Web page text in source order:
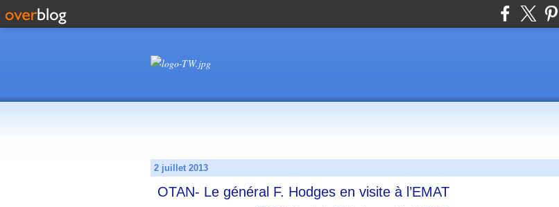
2 juillet 2013
OTAN- Le général F. Hodges en visite à l’EMAT